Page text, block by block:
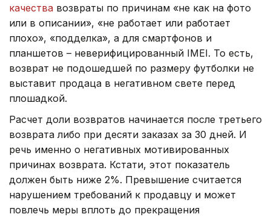
качества возвраты по причинам «не как на фото
или в описании», «не работает или работает
плохо», «подделка», а для смартфонов и
планшетов – неверифицированный IMEI. То есть,
возврат не подошедшей по размеру футболки не
выставит продаца в негативном свете перед
плошадкой.
Расчет доли возвратов начинается после третьего
возврата либо при десяти заказах за 30 дней. И
речь именно о негативных мотивированных
причинах возврата. Кстати, этот показатель
должен быть ниже 2%. Превышение считается
нарушением требований к продавцу и может
повлечь меры вплоть до прекращения